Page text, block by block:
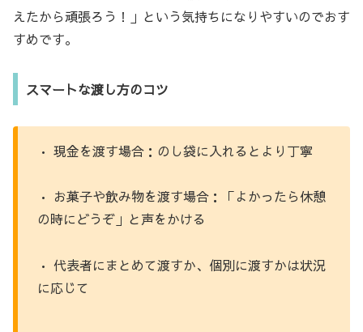
えたから頑張ろう！」という気持ちになりやすいのでおす
すめです。
スマートな渡し方のコツ
• 現金を渡す場合：のし袋に入れるとより丁寧
• お菓子や飲み物を渡す場合：「よかったら休憩
の時にどうぞ」と声をかける
• 代表者にまとめて渡すか、個別に渡すかは状況
に応じて